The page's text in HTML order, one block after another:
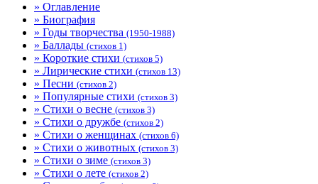
» Оглавление
» Биография
» Годы творчества (1950-1988)
» Баллады (стихов 1)
» Короткие стихи (стихов 5)
» Лирические стихи (стихов 13)
» Песни (стихов 2)
» Популярные стихи (стихов 3)
» Стихи о весне (стихов 3)
» Стихи о дружбе (стихов 2)
» Стихи о женщинах (стихов 6)
» Стихи о животных (стихов 3)
» Стихи о зиме (стихов 3)
» Стихи о лете (стихов 2)